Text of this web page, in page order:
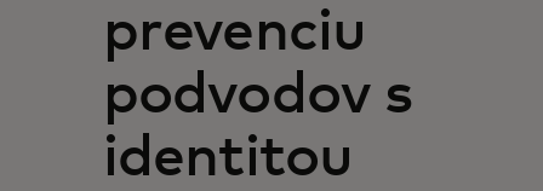
prevenciu
podvodov s
identitou